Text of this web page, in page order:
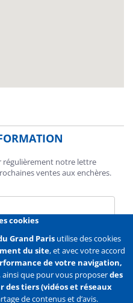
régulièrement notre lettre
ventes aux enchères.
de la Chambre des
Paris.
plus
cookies
Grand Parisutilise des cookies
du site, et avec votre accord
de votre navigation,
ainsi que pour vous proposerdes
tiers (vidéos et réseaux
de contenus et d’avis.